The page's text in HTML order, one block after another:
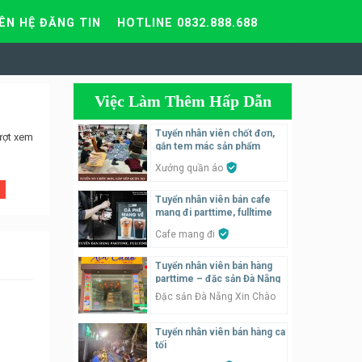
HỆ ĐĂNG TIN HOTLINE 0832.888.688
xem
Việc Làm Thêm Hấp Dẫn
Tuyển nhân viên chốt đơn,
gắn tem mác sản phẩm
Xưởng quần áo
Tuyển nhân viên bán cafe
mang đi parttime, fulltime
Cafe mang đi
Tuyển nhân viên bán hàng
parttime – đặc sản Đà Nẵng
Đặc sản Đà Nẵng Xin Chào
Tuyển nhân viên bán hàng ca
tối